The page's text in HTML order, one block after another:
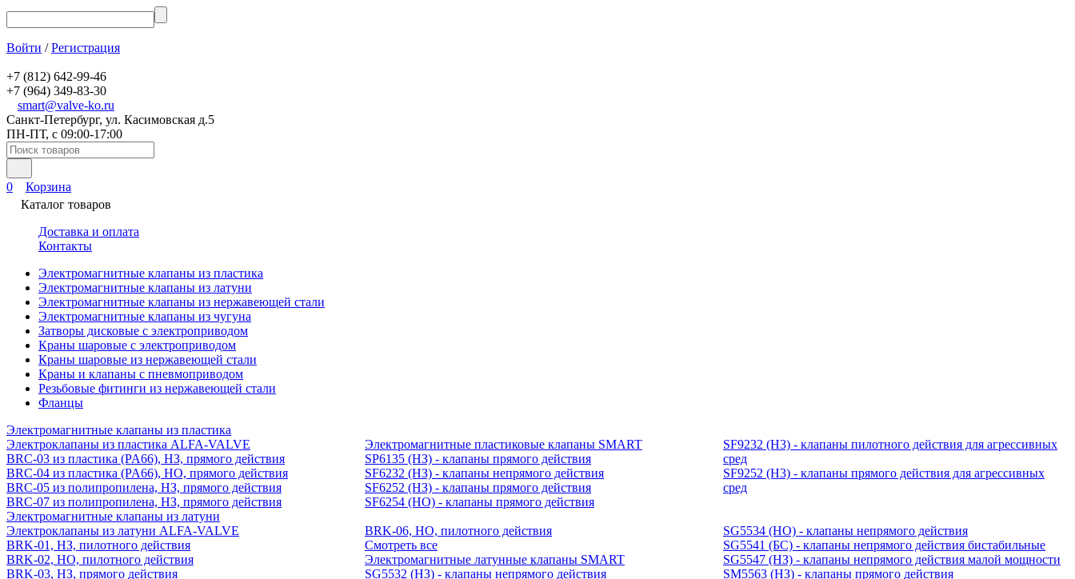
Войти /Регистрация
+7 (812) 642-99-46
+7 (964) 349-83-30
smart@valve-ko.ru
Санкт-Петербург, ул. Касимовская д.5
ПН-ПТ, с 09:00-17:00
0
Корзина
Каталог товаров
Доставка и оплата
Контакты
Электромагнитные клапаны из пластика
Электромагнитные клапаны из латуни
Электромагнитные клапаны из нержавеющей стали
Электромагнитные клапаны из чугуна
Затворы дисковые с электроприводом
Краны шаровые с электроприводом
Краны шаровые из нержавеющей стали
Краны и клапаны с пневмоприводом
Резьбовые фитинги из нержавеющей стали
Фланцы
Электромагнитные клапаны из пластика
Электроклапаны из пластика ALFA-VALVE
BRC-03 из пластика (PA66), НЗ, прямого действия
BRC-04 из пластика (PA66), НО, прямого действия
BRC-05 из полипропилена, НЗ, прямого действия
BRC-07 из полипропилена, НЗ, прямого действия
Электромагнитные пластиковые клапаны SMART
SP6135 (НЗ) - клапаны прямого действия
SF6232 (НЗ) - клапаны непрямого действия
SF6252 (НЗ) - клапаны прямого действия
SF6254 (НО) - клапаны прямого действия
SF9232 (H3) - клапаны пилотного действия для агрессивных
сред
SF9252 (H3) - клапаны прямого действия для агрессивных
сред
Электромагнитные клапаны из латуни
Электроклапаны из латуни ALFA-VALVE
BRK-01, НЗ, пилотного действия
BRK-02, НО, пилотного действия
BRK-03, НЗ, прямого действия
BRK-06, НО, пилотного действия
Смотреть все
Электромагнитные латунные клапаны SMART
SG5532 (НЗ) - клапаны непрямого действия
SG5534 (НО) - клапаны непрямого действия
SG5541 (БС) - клапаны непрямого действия бистабильные
SG5547 (НЗ) - клапаны непрямого действия малой мощности
SM5563 (НЗ) - клапаны прямого действия